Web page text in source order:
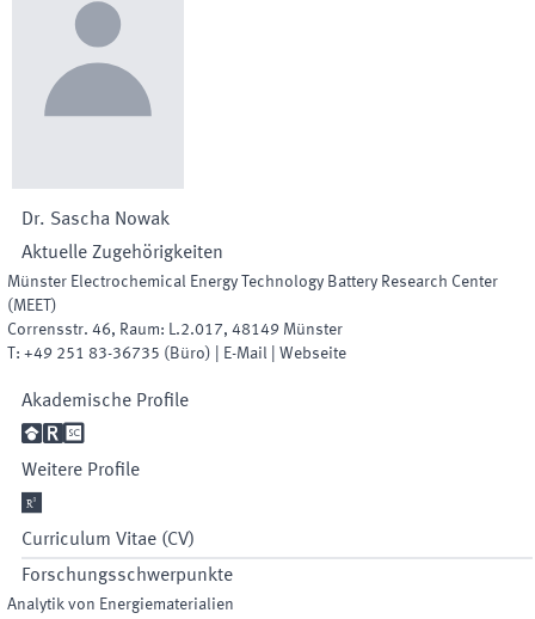
Dr. Sascha Nowak
Aktuelle Zugehörigkeiten
Münster Electrochemical Energy Technology Battery Research Center
(MEET)
Corrensstr. 46, Raum: L.2.017, 48149 Münster
T: +49 251 83-36735 ( Büro) E-Mail Webseite
Akademische Profile
 R 
Weitere Profile

Curriculum Vitae (CV)
Forschungsschwerpunkte
Analytik von Energiematerialien